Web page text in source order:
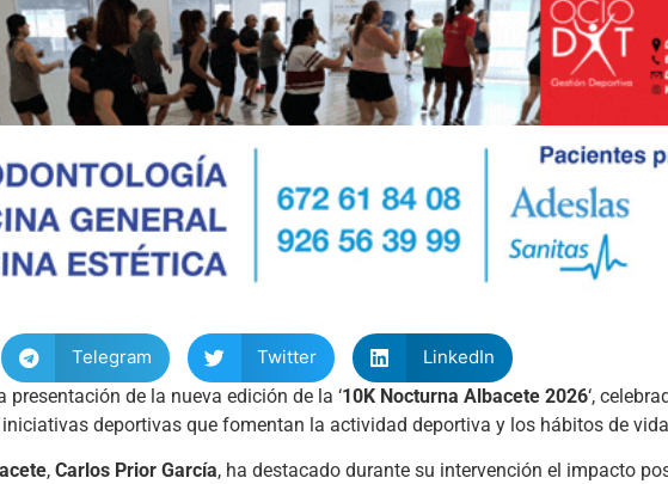
Telegram Twitter
LinkedIn
de la nueva edición de la ‘10K Nocturna Albacete 2026‘,
deportivas que fomentan la actividad deportiva y los hábitos de
, Carlos Prior García, ha destacado durante su intervención el impacto